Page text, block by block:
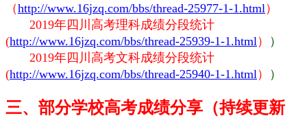
（http://www.16jzq.com/bbs/thread-25977-1-1.html）
2019年四川高考理科成绩分段统计
(http://www.16jzq.com/bbs/thread-25939-1-1.html）
）
2019年四川高考文科成绩分段统计
(http://www.16jzq.com/bbs/thread-25940-1-1.html） ）
三、部分学校高考成绩分享（持续更新